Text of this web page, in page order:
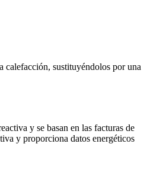
calefacción, sustituyéndolos por una
y se basan en las facturas de
y proporciona datos energéticos